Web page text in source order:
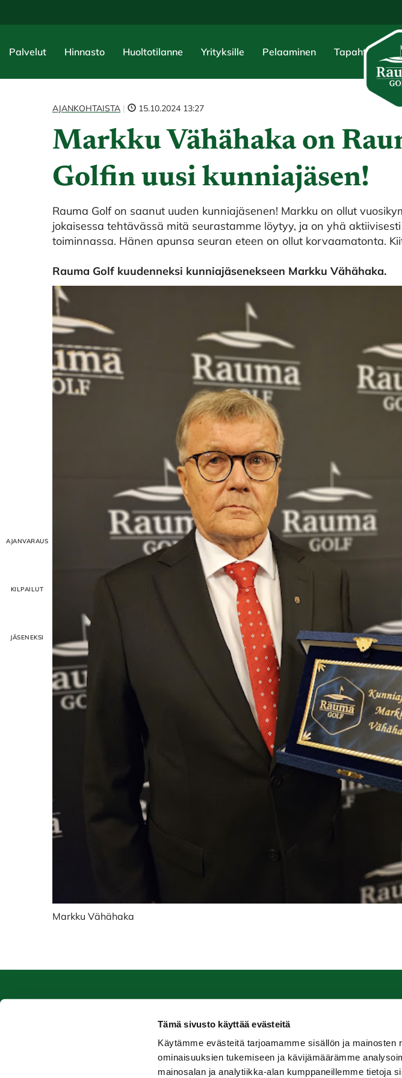
Tämä sivusto käyttää evästeitä
Käytämme evästeitä tarjoamamme sisällön ja mainosten
ominaisuuksien tukemiseen ja kävijämäärämme
mainosalan ja analytiikka-alan kumppaneillemme tietoja
Palvelut Hinnasto Huoltotilanne Yrityksille Pelaaminen Tapahtumat
AJANKOHTAISTA | 15.10.2024 13:27
Markku Vähähaka on
Golfin uusi kunniajäsen!
Rauma Golf on saanut uuden kunniajäsenen! Markku on ollut
jokaisessa tehtävässä mitä seurastamme löytyy, ja on yhä
toiminnassa. Hänen apunsa seuran eteen on ollut korvaamatonta.
Rauma Golf kuudenneksi kunniajäsenekseen Markku Vähähaka.
Markku Vähähaka
caddiemaster@raumagolf.fi
26510 Rauma
Laajemmat yhteystiedot